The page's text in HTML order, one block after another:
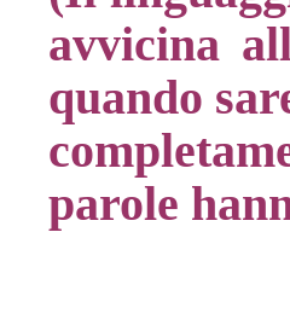
avvicina
quando
parole